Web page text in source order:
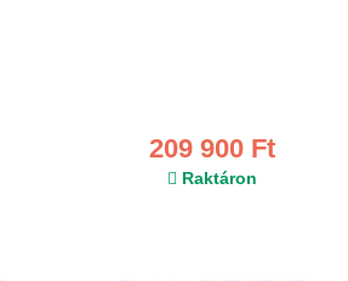
209 900 Ft
Raktáron